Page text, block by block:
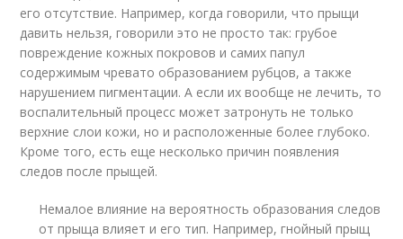
его отсутствие. Например, когда говорили, что прыщи
давить нельзя, говорили это не просто так: грубое
повреждение кожных покровов и самих папул
содержимым чревато образованием рубцов, а также
нарушением пигментации. А если их вообще не лечить, то
воспалительный процесс может затронуть не только
верхние слои кожи, но и расположенные более глубоко.
Кроме того, есть еще несколько причин появления
следов после прыщей.
Немалое влияние на вероятность образования следов
от прыща влияет и его тип. Например, гнойный прыщ